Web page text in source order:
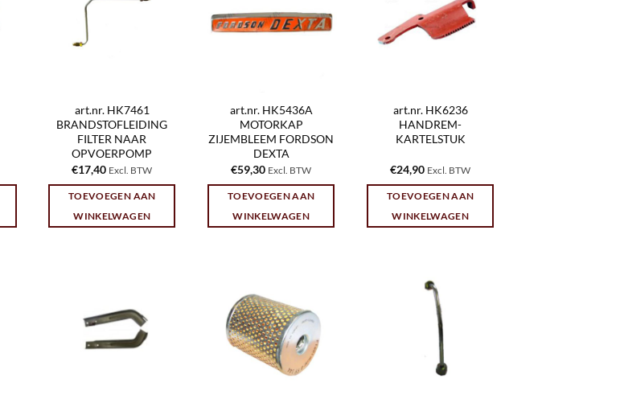
art.nr. HK7461
BRANDSTOFLEIDING
FILTER NAAR
OPVOERPOMP
€17,40 Excl. BTW
TOEVOEGEN AAN
WINKELWAGEN
art.nr. HK5436A
MOTORKAP
ZIJEMBLEEM FORDSON
DEXTA
€59,30 Excl. BTW
TOEVOEGEN AAN
WINKELWAGEN
art.nr. HK6236
HANDREM-
KARTELSTUK
€24,90 Excl. BTW
TOEVOEGEN AAN
WINKELWAGEN